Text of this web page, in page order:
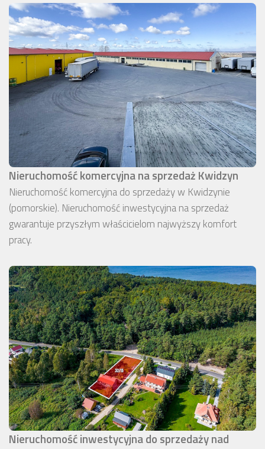
Nieruchomość komercyjna na sprzedaż Kwidzyn
Nieruchomość komercyjna do sprzedaży w Kwidzynie
(pomorskie). Nieruchomość inwestycyjna na sprzedaż
gwarantuje przyszłym właścicielom najwyższy komfort
pracy.
Nieruchomość inwestycyjna do sprzedaży nad